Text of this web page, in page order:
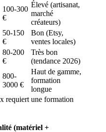
100-300
€
Élevé (artisanat,
marché
créateurs)
50-150
€
Bon (Etsy,
ventes locales)
80-200
€
Très bon
(tendance 2026)
800-
3000 €
Haut de gamme,
formation
longue
requiert une formation
(matériel +